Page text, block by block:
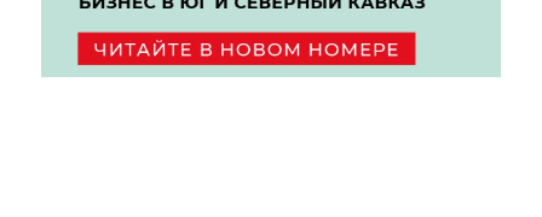
Категории:
Финансы